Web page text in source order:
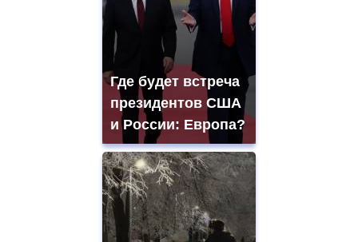
Где будет встреча
президентов США
и России: Европа?